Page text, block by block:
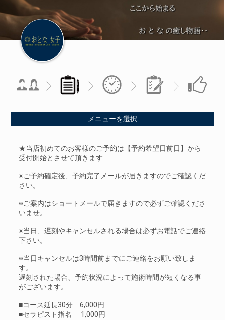
メニューを選択
★当店初めてのお客様のご予約は【予約希望日前日】から
受付開始とさせて頂きます
※ご予約確定後、予約完了メールが届きますのでご確認くだ
さい。
※ご案内はショートメールで届きますので必ずご確認くださ
いませ。
※当日、遅刻やキャンセルされる場合は必ずお電話でご連絡
下さい。
※当日キャンセルは3時間前までにご連絡をお願い致しま
す。
遅刻された場合、予約状況によって施術時間が短くなる事
がございます。
■コース延長30分 6,000円
■セラピスト指名 1,000円